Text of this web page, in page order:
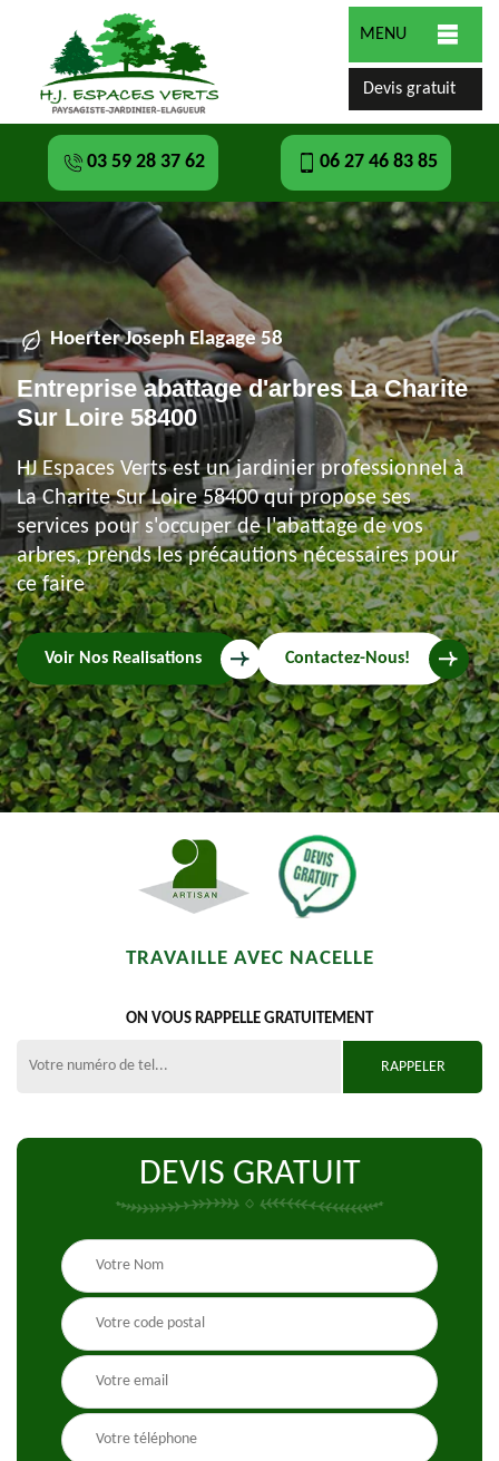
MENU
Devis gratuit
03 59 28 37 62 06 27 46 83 85
Hoerter Joseph Elagage 58
Entreprise abattage d'arbres La Charite
Sur Loire 58400
HJ Espaces Verts est un jardinier professionnel à
La Charite Sur Loire 58400 qui propose ses
services pour s'occuper de l'abattage de vos
arbres, prends les précautions nécessaires pour
ce faire
Voir Nos Realisations Contactez-Nous!
TRAVAILLE AVEC NACELLE
ON VOUS RAPPELLE GRATUITEMENT
DEVIS GRATUIT